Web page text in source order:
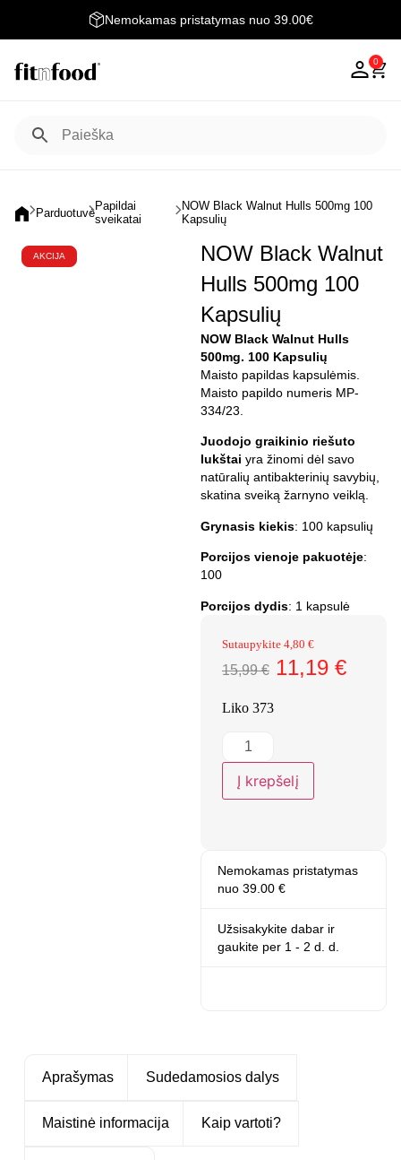
Nemokamas pristatymas nuo 39.00€
0
ParduotuvėPapildai
sveikatai
NOW Black Walnut Hulls 500mg 100
Kapsulių
AKCIJA
NOW Black Walnut
Hulls 500mg 100
Kapsulių
NOW Black Walnut Hulls
500mg. 100 Kapsulių
Maisto papildas kapsulėmis.
Maisto papildo numeris MP-
334/23.
Juodojo graikinio riešuto
lukštai yra žinomi dėl savo
natūralių antibakterinių savybių,
skatina sveiką žarnyno veiklą.
Grynasis kiekis: 100 kapsulių
Porcijos vienoje pakuotėje:
100
Porcijos dydis: 1 kapsulė
Sutaupykite 4,80 €
15,99€ 11,19 €
Liko 373
Į krepšelį
Nemokamas pristatymas
nuo 39.00 €
Užsisakykite dabar ir
gaukite per 1 - 2 d. d.
Aprašymas Sudedamosios dalys
Maistinė informacija Kaip vartoti?